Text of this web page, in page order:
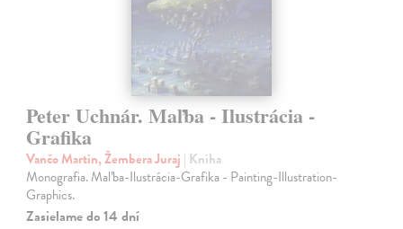
Peter Uchnár. Maľba - Ilustrácia -
Grafika
Vančo Martin, Žembera Juraj | Kniha
Monografia. Maľba-Ilustrácia-Grafika - Painting-Illustration-
Graphics.
Zasielame do 14 dní